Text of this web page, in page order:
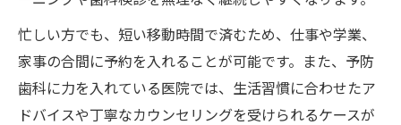
忙しい方でも、短い移動時間で済むため、仕事や学業、
家事の合間に予約を入れることが可能です。また、予防
歯科に力を入れている医院では、生活習慣に合わせたア
ドバイスや丁寧なカウンセリングを受けられるケースが